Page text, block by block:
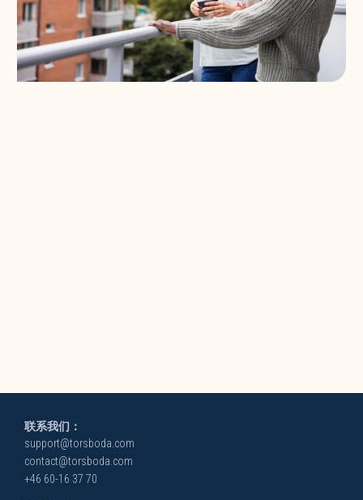
联系我们：
support@torsboda.com
contact@torsboda.com
+46 60-16 37 70